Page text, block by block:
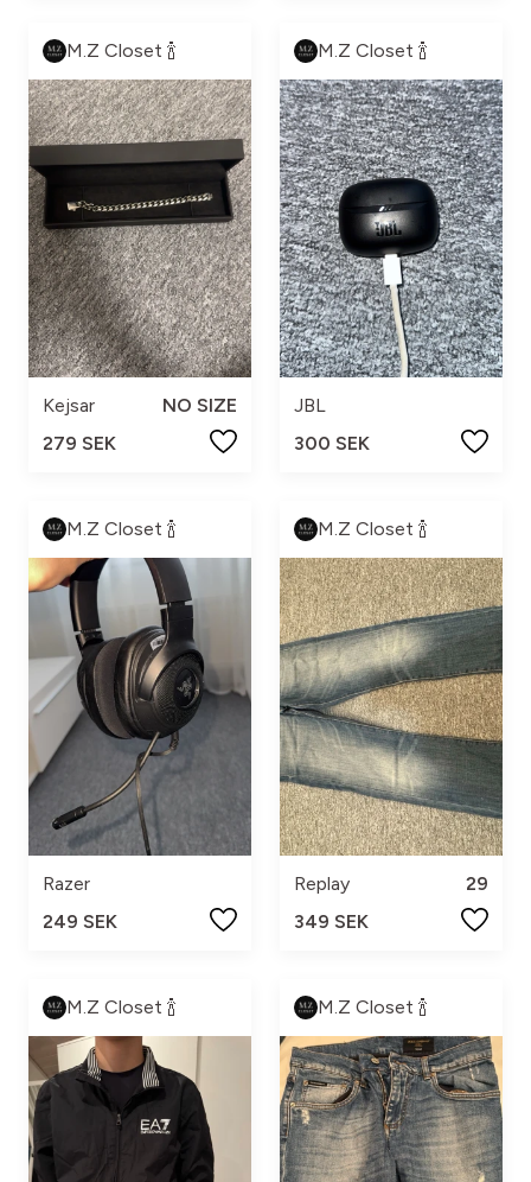
M.Z Closet 🍾
Kejsar
NO SIZE
279 SEK
M.Z Closet 🍾
JBL
300 SEK
M.Z Closet 🍾
Razer
249 SEK
M.Z Closet 🍾
Replay
29
349 SEK
M.Z Closet 🍾 M.Z Closet 🍾